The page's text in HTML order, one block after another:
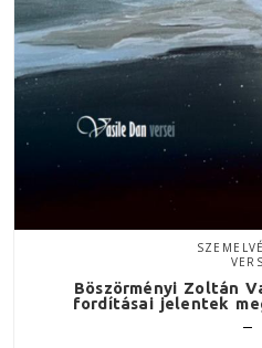
VERS
Böszörményi Zoltán
fordításai jelentek